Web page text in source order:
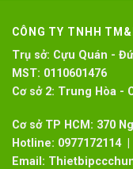
CÔNG TY TNHH
Trụ sở: Cựu Quán -
MST: 0110601476
Cơ sở 2: Trung Hòa -
Cơ sở TP HCM: 370
Hotline: 0977172114
Email: